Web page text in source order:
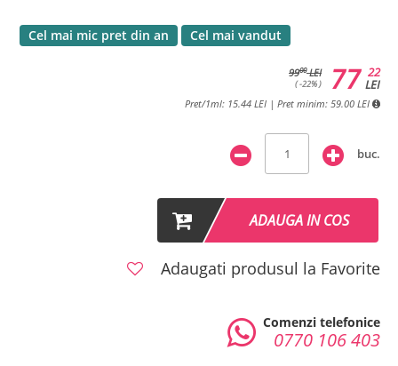
Cel mai mic pret din an Cel mai vandut
9900LEI
( -22% )
22
LEI
77
Pret/1ml: 15.44 LEI | Pret minim: 59.00 LEI
buc.
ADAUGA IN COS
Adaugati produsul la Favorite
Comenzi telefonice
0770 106 403